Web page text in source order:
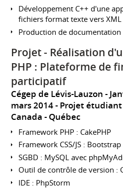
Développement C++ d'une
fichiers format texte vers XML
Production de
Projet - Réalisation
PHP : Plateforme de
participatif
Cégep de Lévis-Lauzon
mars 2014 Projet étudiant
Canada - Québec
Framework PHP : CakePHP
Framework CSS/JS : Bootstrap
SGBD : MySQL avec
Outil de contrôle de version :
IDE : PhpStorm